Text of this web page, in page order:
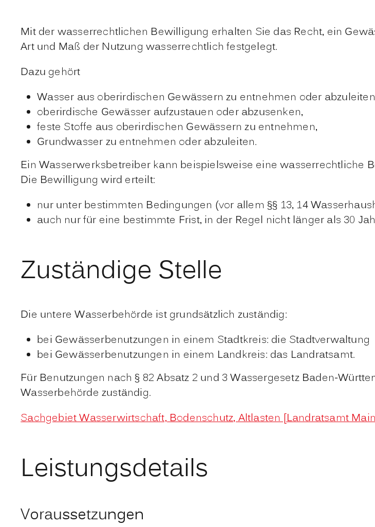
Mit der wasserrechtlichen Bewilligung erhalten Sie das Recht, ein
Art und Maß der Nutzung wasserrechtlich festgelegt.
Dazu gehört
Wasser aus oberirdischen Gewässern zu entnehmen oder
oberirdische Gewässer aufzustauen oder abzusenken,
feste Stoffe aus oberirdischen Gewässern zu entnehmen,
Grundwasser zu entnehmen oder abzuleiten.
Ein Wasserwerksbetreiber kann beispielsweise eine wasserrechtliche
Die Bewilligung wird erteilt:
nur unter bestimmten Bedingungen (vor allem §§ 13, 14
auch nur für eine bestimmte Frist, in der Regel nicht länger als 30
Zuständige Stelle
Die untere Wasserbehörde ist grundsätzlich zuständig:
bei Gewässerbenutzungen in einem Stadtkreis: die Stadtverwaltung
bei Gewässerbenutzungen in einem Landkreis: das Landratsamt.
Für Benutzungen nach § 82 Absatz 2 und 3 Wassergesetz Baden-
Wasserbehörde zuständig.
Sachgebiet Wasserwirtschaft, Bodenschutz, Altlasten [Landratsamt
Leistungsdetails
Voraussetzungen